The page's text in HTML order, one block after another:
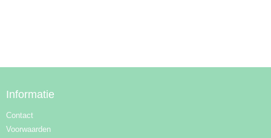
Informatie
Contact
Voorwaarden